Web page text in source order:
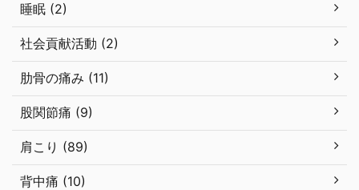
睡眠 (2)
社会貢献活動 (2)
肋骨の痛み (11)
股関節痛 (9)
肩こり (89)
背中痛 (10)